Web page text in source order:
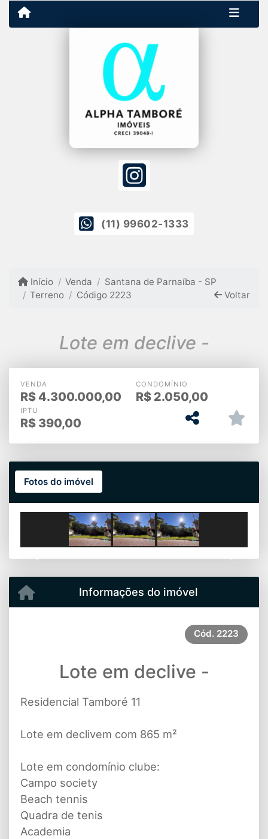
(11) 99602-1333
Início Venda
Santana de Parnaíba - SP
Terreno
Código 2223 Voltar
Lote em declive -
VENDA
R$ 4.300.000,00
CONDOMÍNIO
R$ 2.050,00
IPTU
R$ 390,00
Fotos do imóvel
Informações do imóvel
Cód. 2223
Lote em declive -
Residencial Tamboré 11
Lote em declivem com 865 m²
Lote em condomínio clube:
Campo society
Beach tennis
Quadra de tenis
Academia